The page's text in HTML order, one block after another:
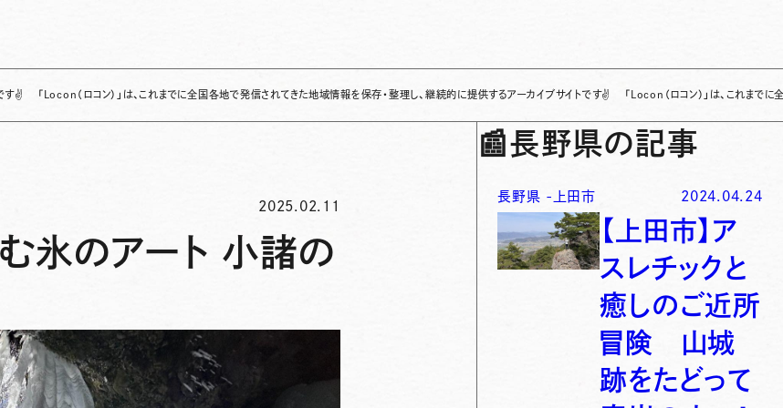
（ロコン）」は、これまでに全国各地で発信されてきた地域情報を保存・整理し、継続的に提供するアーカイブサイトです✌ 「Locon（ロコン）」は、これまでに全国各地で
2025.02.11
氷のアート 小諸の
📰長野県の記事
長野県 - 上田市 2024.04.24
【上田市】ア
スレチックと
癒しのご近所
冒険 山城
跡をたどって